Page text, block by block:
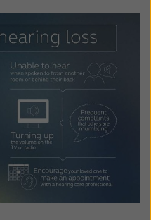
Sverige
United Kingdom
Österreich
日本